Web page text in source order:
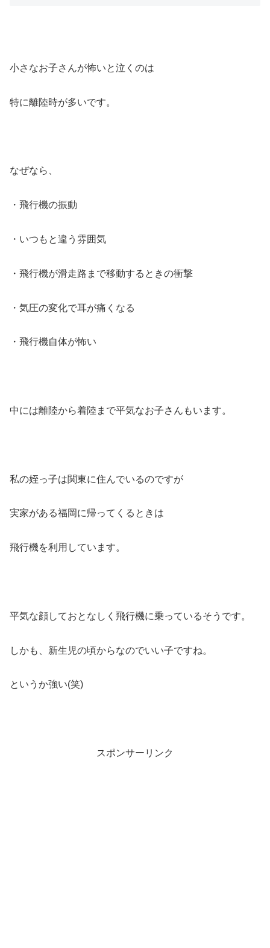
小さなお子さんが怖いと泣くのは
特に離陸時が多いです。
なぜなら、
・飛行機の振動
・いつもと違う雰囲気
・飛行機が滑走路まで移動するときの衝撃
・気圧の変化で耳が痛くなる
・飛行機自体が怖い
中には離陸から着陸まで平気なお子さんもいます。
私の姪っ子は関東に住んでいるのですが
実家がある福岡に帰ってくるときは
飛行機を利用しています。
平気な顔しておとなしく飛行機に乗っているそうです。
しかも、新生児の頃からなのでいい子ですね。
というか強い(笑)
スポンサーリンク